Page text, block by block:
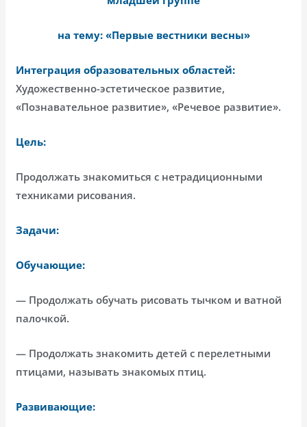
на тему: «Первые вестники весны»
Интеграция образовательных областей:
Художественно-эстетическое развитие,
«Познавательное развитие», «Речевое развитие».
Цель:
Продолжать знакомиться с нетрадиционными
техниками рисования.
Задачи:
Обучающие:
— Продолжать обучать рисовать тычком и ватной
палочкой.
— Продолжать знакомить детей с перелетными
птицами, называть знакомых птиц.
Развивающие: